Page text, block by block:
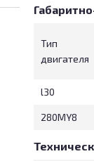
Тип
двигателя
l30
280MY8